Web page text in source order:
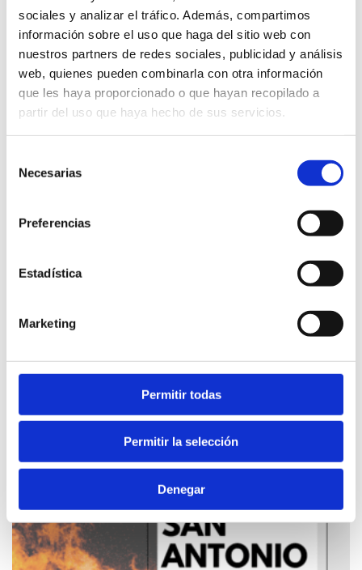
sociales y analizar el tráfico. Además, compartimos
información sobre el uso que haga del sitio web con
nuestros partners de redes sociales, publicidad y análisis
web, quienes pueden combinarla con otra información
que les haya proporcionado o que hayan recopilado a
partir del uso que haya hecho de sus servicios.
Necesarias
Preferencias
Estadística
Marketing
Permitir todas
Permitir la selección
Denegar
I FERIA NAVIDEÑA DE LA TRUFA Y DEL